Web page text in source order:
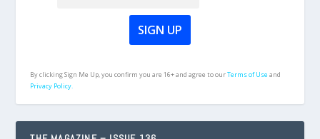
By clicking Sign Me Up, you confirm you are 16+ and agree to ourTerms of Useand
Privacy Policy.